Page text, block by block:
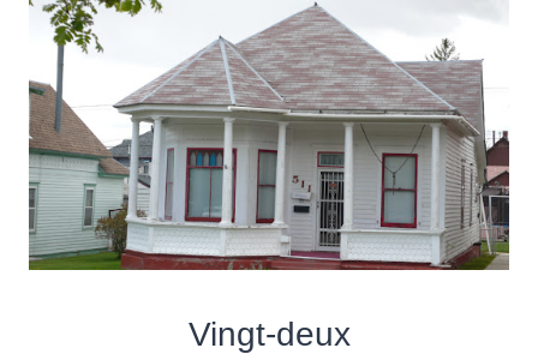
Vingt-deux